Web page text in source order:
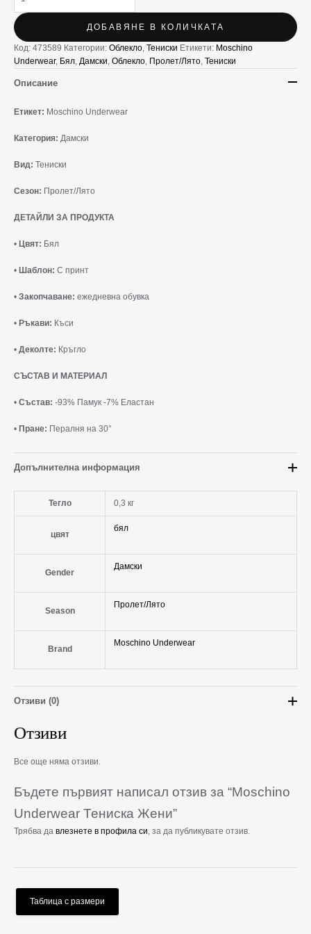
ДОБАВЯНЕ В КОЛИЧКАТА
Код: 473589 Категории: Облекло Тениски Етикети: Moschino
Underwear, Бял Дамски Облекло Пролет/Лято Тениски
Описание
Етикет: Moschino Underwear
Категория: Дамски
Вид: Тениски
Сезон: Пролет/Лято
ДЕТАЙЛИ ЗА ПРОДУКТА
• Цвят: Бял
• Шаблон: С принт
• Закопчаване: ежедневна обувка
• Ръкави: Къси
• Деколте: Кръгло
СЪСТАВ И МАТЕРИАЛ
• Състав: -93% Памук -7% Еластан
• Пране: Пералня на 30°
Допълнителна информация
Тегло 0,3 кг
цвят
бял
Gender
Дамски
Season
Пролет/Лято
Brand
Moschino Underwear
Отзиви (0)
Отзиви
Все още няма отзиви.
Бъдете първият написал отзив за “Moschino
Underwear Тениска Жени”
Трябва да влезнете в профила си , за да публикувате отзив.
Таблица с размери